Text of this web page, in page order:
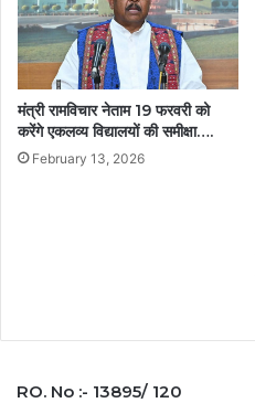
मंत्री रामविचार नेताम 19 फरवरी को
करेंगे एकलव्य विद्यालयों की समीक्षा….
February 13, 2026
RO. No :- 13895/ 120